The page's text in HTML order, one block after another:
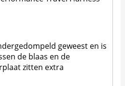
geweest en is
de blaas en de
zitten extra